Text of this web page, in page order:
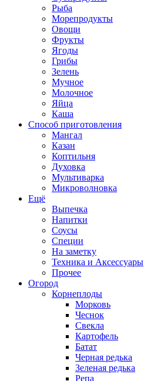
Рыба
Морепродукты
Овощи
Фрукты
Ягоды
Грибы
Зелень
Мучное
Молочное
Яйца
Каша
Способ приготовления
Мангал
Казан
Коптильня
Духовка
Мультиварка
Микроволновка
Ещё
Выпечка
Напитки
Соусы
Специи
На заметку
Техника и Аксессуары
Прочее
Огород
Корнеплоды
Морковь
Чеснок
Свекла
Картофель
Батат
Черная редька
Зеленая редька
Репа